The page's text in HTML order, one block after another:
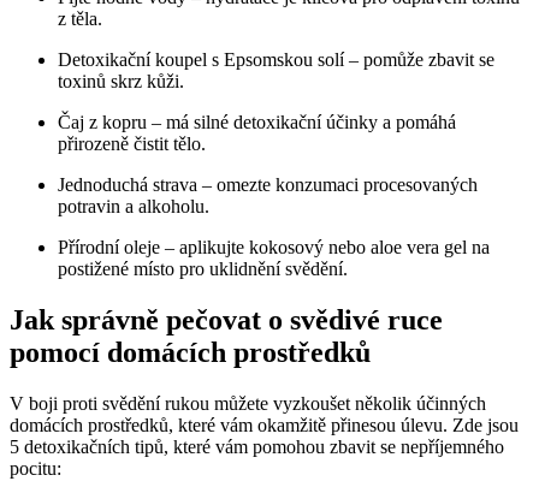
z ​těla.
Detoxikační koupel s Epsomskou ⁣solí – pomůže zbavit se
toxinů skrz kůži.
Čaj z kopru – má silné detoxikační​ účinky⁤ a‌ pomáhá
přirozeně⁣ čistit tělo.
Jednoduchá strava – omezte‍ konzumaci procesovaných
potravin a alkoholu.
Přírodní oleje – aplikujte kokosový⁣ nebo aloe⁣ vera gel‌ na
postižené místo pro uklidnění svědění.
Jak ‌správně⁤ pečovat o svědivé ruce⁣
pomocí ⁢domácích prostředků
V boji proti svědění rukou můžete vyzkoušet ⁢několik účinných
⁤domácích prostředků, které⁤ vám okamžitě přinesou úlevu. Zde jsou
5 detoxikačních⁤ tipů, které⁤ vám pomohou zbavit ⁢se nepříjemného
pocitu: